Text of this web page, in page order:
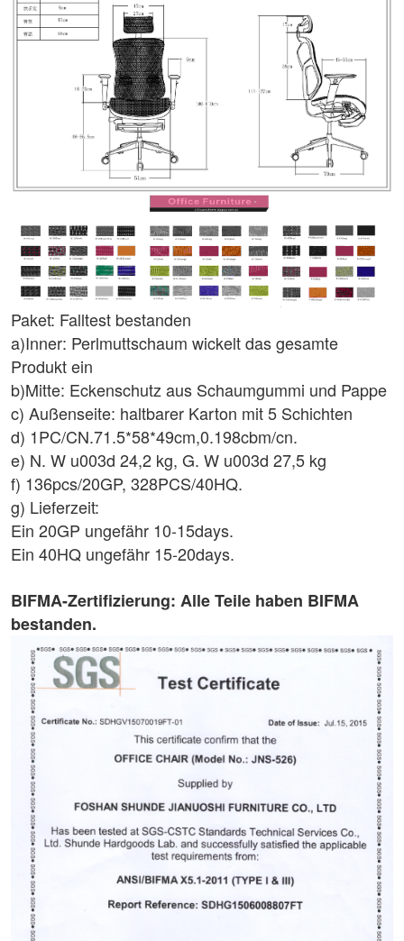
Paket: Falltest bestanden
a)Inner: Perlmuttschaum wickelt das gesamte
Produkt ein
b)Mitte: Eckenschutz aus Schaumgummi und Pappe
c) Außenseite: haltbarer Karton mit 5 Schichten
d) 1PC/CN.71.5*58*49cm,0.198cbm/cn.
e) N. W u003d 24,2 kg, G. W u003d 27,5 kg
f) 136pcs/20GP, 328PCS/40HQ.
g) Lieferzeit:
Ein 20GP ungefähr 10-15days.
Ein 40HQ ungefähr 15-20days.
BIFMA-Zertifizierung: Alle Teile haben BIFMA
bestanden.